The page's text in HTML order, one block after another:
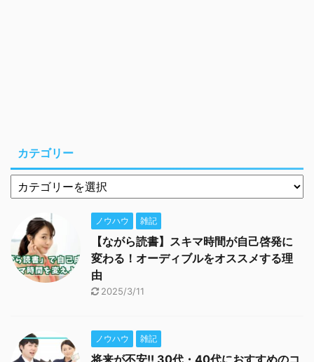
カテゴリー
ノウハウ 雑記
【ながら読書】スキマ時間が自己啓発に
変わる！オーディブルをオススメする理
由
2025/3/11
ノウハウ 雑記